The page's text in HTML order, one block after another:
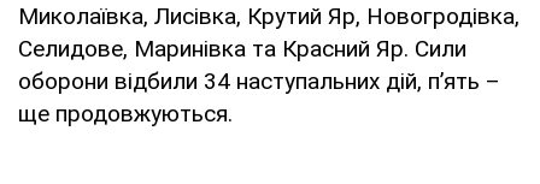
Миколаївка, Лисівка, Крутий Яр, Новогродівка,
Селидове, Маринівка та Красний Яр. Сили
оборони відбили 34 наступальних дій, п’ять –
ще продовжуються.